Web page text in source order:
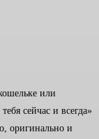
или
сейчас и всегда»
оригинально и